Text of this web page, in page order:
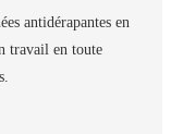
antidérapantes en
travail en toute